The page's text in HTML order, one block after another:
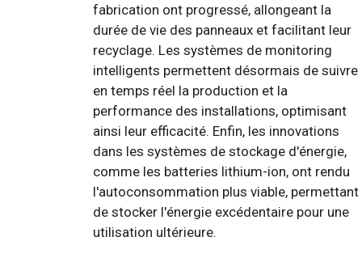
fabrication ont progressé, allongeant la
durée de vie des panneaux et facilitant leur
recyclage. Les systèmes de monitoring
intelligents permettent désormais de suivre
en temps réel la production et la
performance des installations, optimisant
ainsi leur efficacité. Enfin, les innovations
dans les systèmes de stockage d'énergie,
comme les batteries lithium-ion, ont rendu
l'autoconsommation plus viable, permettant
de stocker l'énergie excédentaire pour une
utilisation ultérieure.